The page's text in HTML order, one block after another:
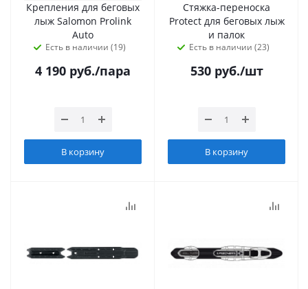
Крепления для беговых
лыж Salomon Prolink
Auto
Есть в наличии (19)
4 190 руб./пара
В корзину
Стяжка-переноска
Protect для беговых лыж
и палок
Есть в наличии (23)
530руб./шт
В корзину